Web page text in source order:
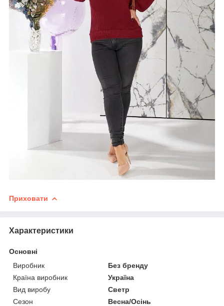
Приховати
Характеристики
Основні
Виробник
Без бренду
Країна виробник
Україна
Вид виробу
Светр
Сезон
Весна/Осінь